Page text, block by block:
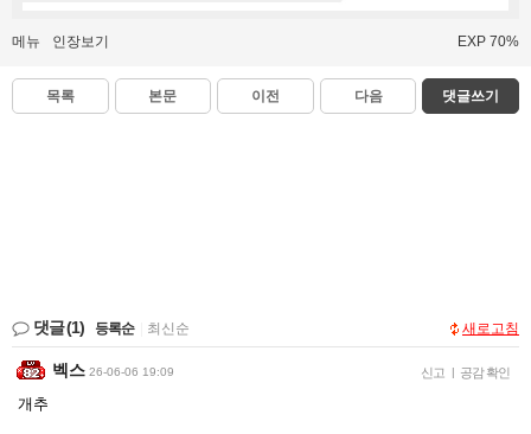
메뉴 인장보기 EXP 70%
목록 본문 이전 다음 댓글쓰기
댓글(1) 등록순 최신순 새로고침
벡스 26-06-06 19:09 신고 | 공감 확인
개추